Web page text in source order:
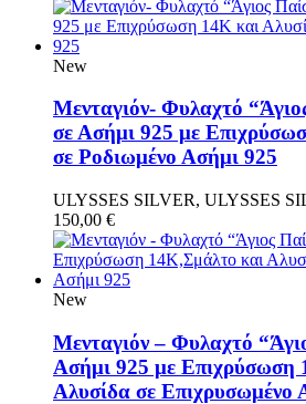
New
Μενταγιόν- Φυλαχτό
σε Ασήμι 925 με
σε Ροδιωμένο Ασήμι 925
ULYSSES SILVER, ULYSSES
150,00 €
New
Μενταγιόν – Φυλαχτό
Ασήμι 925 με Επιχρύσωση
Αλυσίδα σε Επιχρυσωμένο